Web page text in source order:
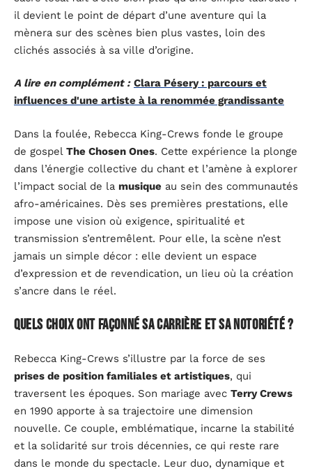
il devient le point de départ d’une aventure qui la
mènera sur des scènes bien plus vastes, loin des
clichés associés à sa ville d’origine.
A lire en complément : Clara Pésery : parcours et
influences d'une artiste à la renommée grandissante
Dans la foulée, Rebecca King-Crews fonde le groupe
de gospel The Chosen Ones. Cette expérience la plonge
dans l’énergie collective du chant et l’amène à explorer
l’impact social de la musique au sein des communautés
afro-américaines. Dès ses premières prestations, elle
impose une vision où exigence, spiritualité et
transmission s’entremêlent. Pour elle, la scène n’est
jamais un simple décor : elle devient un espace
d’expression et de revendication, un lieu où la création
s’ancre dans le réel.
Quels choix ont façonné sa carrière et sa notoriété ?
Rebecca King-Crews s’illustre par la force de ses
prises de position familiales et artistiques, qui
traversent les époques. Son mariage avec Terry Crews
en 1990 apporte à sa trajectoire une dimension
nouvelle. Ce couple, emblématique, incarne la stabilité
et la solidarité sur trois décennies, ce qui reste rare
dans le monde du spectacle. Leur duo, dynamique et